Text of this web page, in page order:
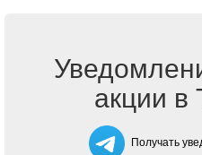
акции в
Получать